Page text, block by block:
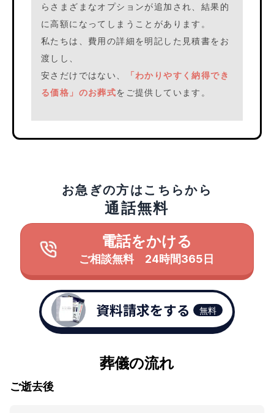
らさまざまなオプションが追加され、結果的
に高額になってしまうことがあります。
私たちは、費用の詳細を明記した見積書をお
渡しし、
安さだけではない、
「わかりやすく納得でき
る価格」のお葬式をご提供しています。
お急ぎの方はこちらから
通話無料
電話をかける
ご相談無料 24時間365日
資料請求をする 無料
葬儀の流れ
ご逝去後